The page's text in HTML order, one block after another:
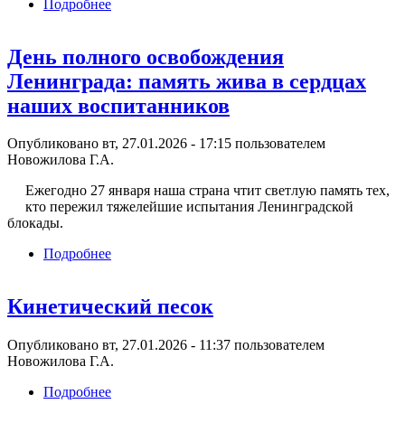
Подробнее
День полного освобождения
Ленинграда: память жива в сердцах
наших воспитанников
Опубликовано вт, 27.01.2026 - 17:15 пользователем
Новожилова Г.А.
Ежегодно 27 января наша страна чтит светлую память тех,
кто пережил тяжелейшие испытания Ленинградской
блокады.
Подробнее
Кинетический песок
Опубликовано вт, 27.01.2026 - 11:37 пользователем
Новожилова Г.А.
Подробнее